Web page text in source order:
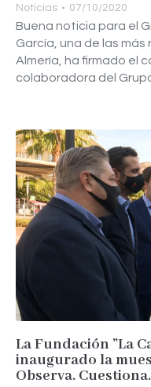
Noticias 07/10/2020
Buena noticia para el
García, una de las
Almería, ha firmado el
colaboradora del
La Fundación ”La
inaugurado la
Observa.